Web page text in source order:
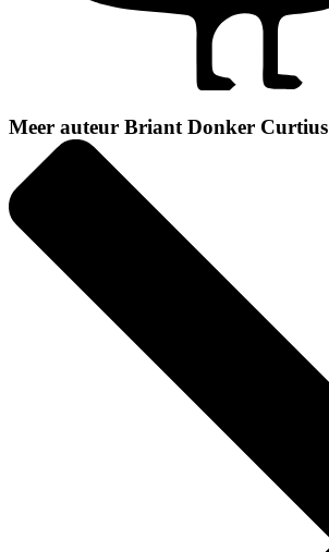
Meer auteur Briant Donker Curtius